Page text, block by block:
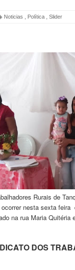
Noticias Política Slider
Rurais de
nesta sexta
na rua Maria Quitéria
DOS